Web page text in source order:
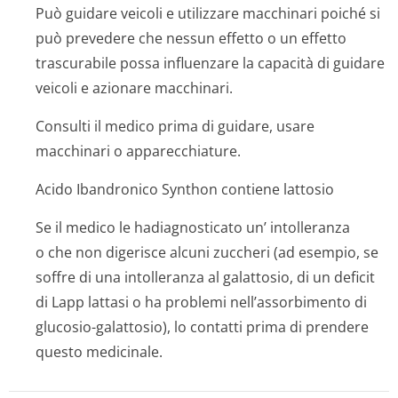
Può guidare veicoli e utilizzare macchinari poiché si
può prevedere che nessun effetto o un effetto
trascurabile possa influenzare la capacità di guidare
veicoli e azionare macchinari.
Consulti il medico prima di guidare, usare
macchinari o apparecchiature.
Acido Ibandronico Synthon contiene lattosio
Se il medico le hadiagnosticato un’ intolleranza
o che non digerisce alcuni zuccheri (ad esempio, se
soffre di una intolleranza al galattosio, di un deficit
di Lapp lattasi o ha problemi nell’assorbimento di
glucosio-galattosio), lo contatti prima di prendere
questo medicinale.